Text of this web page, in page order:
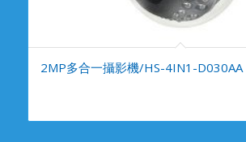
2MP多合一攝影機/HS-4IN1-D030AA